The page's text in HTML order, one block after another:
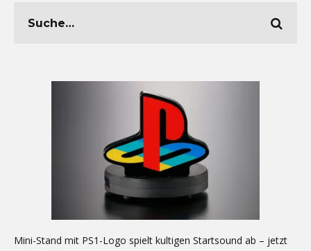
Mini-Stand mit PS1-Logo spielt kultigen Startsound ab – jetzt